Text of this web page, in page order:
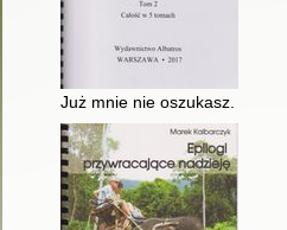
Już mnie nie oszukasz. T. 2